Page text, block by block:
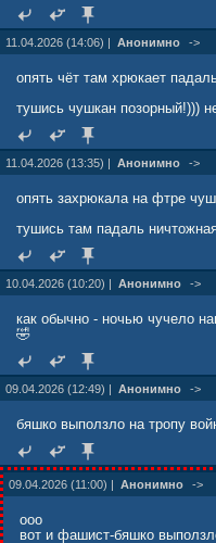
11.04.2026 (14:06) | Анонимно ->
опять чёт там хрюкает
тушись чушкан позорный!)))
11.04.2026 (13:35) | Анонимно ->
опять захрюкала на фтре
тушись там падаль
10.04.2026 (10:20) | Анонимно ->
как обычно - ночью чучело
🤣
09.04.2026 (12:49) | Анонимно ->
бяшко выползло на тропу
09.04.2026 (11:00) | Анонимно ->
ооо
вот и фашист-бяшко